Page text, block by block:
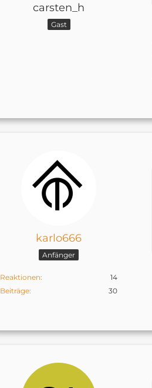
carsten_h
Gast
karlo666
Anfänger
Reaktionen
14
Beiträge
30